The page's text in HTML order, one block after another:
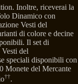
Inoltre, riceverai la
Dinamico con
Vesti del
di colore e decine
Il set di
del
speciali disponibili con
Monete del Mercante
††.